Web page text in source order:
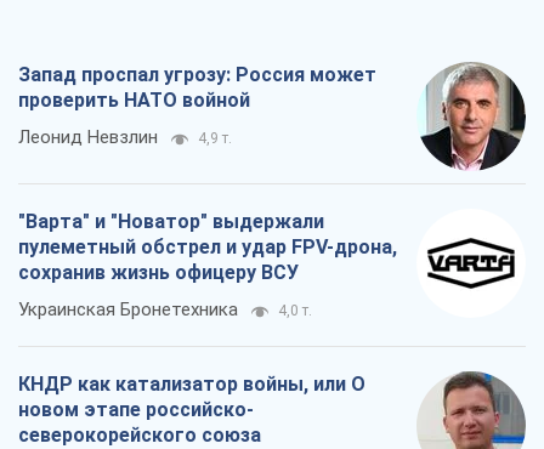
Запад проспал угрозу: Россия может
проверить НАТО войной
Леонид Невзлин 4,9 т.
"Варта" и "Новатор" выдержали
пулеметный обстрел и удар FPV-дрона,
сохранив жизнь офицеру ВСУ
Украинская Бронетехника 4,0 т.
КНДР как катализатор войны, или О
новом этапе российско-
северокорейского союза